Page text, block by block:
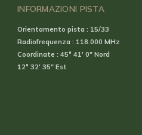
INFORMAZIONI PISTA
Orientamento pista : 15/33
Radiofrequenza : 118.000 MHz
Coordinate : 45° 41′ 0″ Nord
12° 32′ 35″ Est